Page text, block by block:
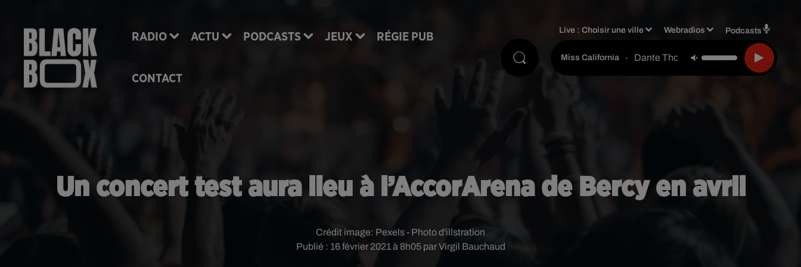
RADIO ACTU PODCASTS JEUX RÉGIE PUB
CONTACT
Live :Choisir une ville Webradios Podcasts
Miss California - Dante Thomas Feat. Pras Michel
Un concert test aura lieu à l’AccorArena de Bercy en avril
Publié : 16 février 2021 à 8h05 par Virgil Bauchaud
Crédit image: Pexels - Photo d'illstration